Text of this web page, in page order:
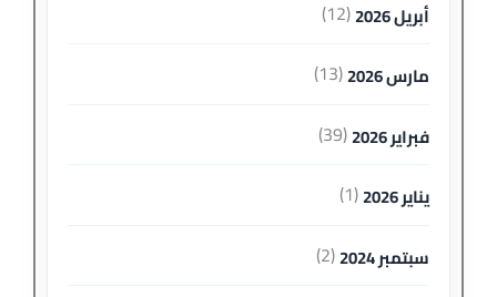
أبريل 2026 (12)
مارس 2026 (13)
فبراير 2026 (39)
يناير 2026 (1)
سبتمبر 2024 (2)